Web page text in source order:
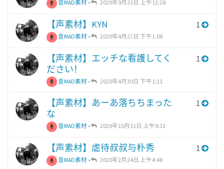
音MAD素材 • 2020年9月23日 上午12:28
【声素材】KYN
音MAD素材 • 2020年4月27日 下午1:08
1
【声素材】エッチな看護してく
ださい！
音MAD素材 • 2020年4月30日 下午1:21
1
【声素材】あーあ落ちちまった
な
音MAD素材 • 2020年10月31日 上午9:32
1
【声素材】虐待叔叔与朴秀
音MAD素材 • 2020年2月24日 上午4:48
1